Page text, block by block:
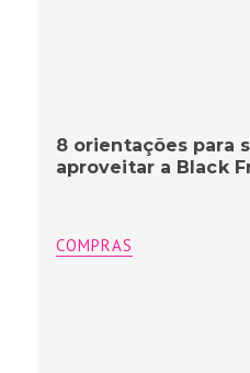
8 orientações para
aproveitar a Black
COMPRAS